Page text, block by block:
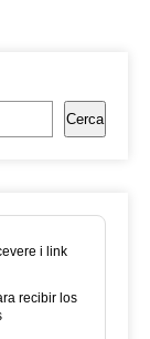
Cerca
i link
recibir los